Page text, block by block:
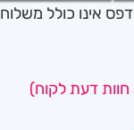
אינו כולל משלוח
חוות דעת לקוח)